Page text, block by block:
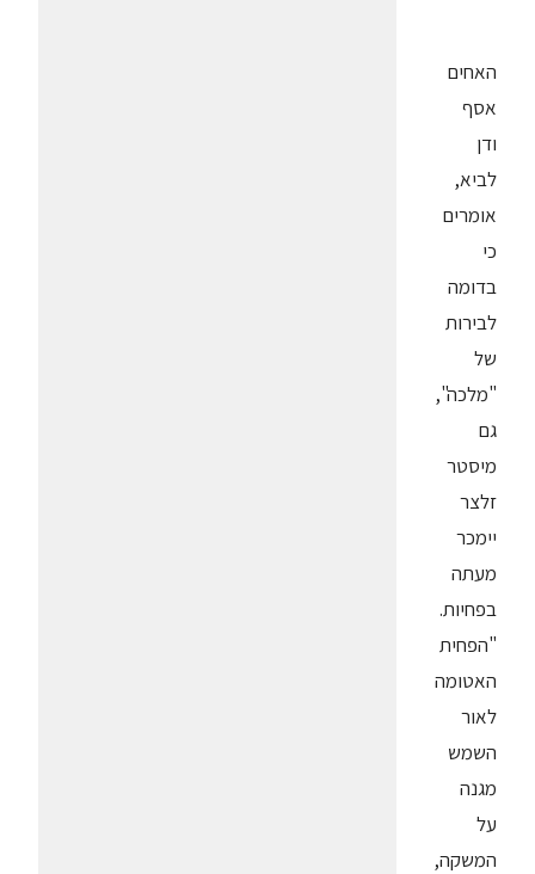
האחים
אסף
ודן
לביא,
אומרים
כי
בדומה
לבירות
של
"מלכה",
גם
מיסטר
זלצר
יימכר
מעתה
בפחיות.
"הפחית
האטומה
לאור
השמש
מגנה
על
המשקה,